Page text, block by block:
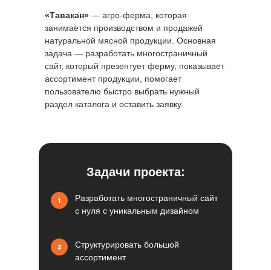
«Тавакан» — агро-ферма, которая
занимается производством и продажей
натуральной мясной продукции. Основная
задача — разработать многостраничный
сайт, который презентует ферму, показывает
ассортимент продукции, помогает
пользователю быстро выбрать нужный
раздел каталога и оставить заявку.
Задачи проекта:
Разработать многостраничный сайт
с нуля с уникальным дизайном
Структурировать большой
ассортимент